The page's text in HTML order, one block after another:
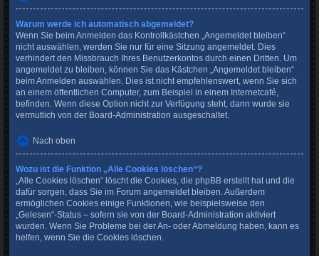
Warum werde ich automatisch abgemeldet?
Wenn Sie beim Anmelden das Kontrollkästchen „Angemeldet bleiben“
nicht auswählen, werden Sie nur für eine Sitzung angemeldet. Dies
verhindert den Missbrauch Ihres Benutzerkontos durch einen Dritten. Um
angemeldet zu bleiben, können Sie das Kästchen „Angemeldet bleiben“
beim Anmelden auswählen. Dies ist nicht empfehlenswert, wenn Sie sich
an einem öffentlichen Computer, zum Beispiel in einem Internetcafé,
befinden. Wenn diese Option nicht zur Verfügung steht, dann wurde sie
vermutlich von der Board-Administration ausgeschaltet.
Nach oben
Wozu ist die Funktion „Alle Cookies löschen“?
„Alle Cookies löschen“ löscht die Cookies, die phpBB erstellt hat und die
dafür sorgen, dass Sie im Forum angemeldet bleiben. Außerdem
ermöglichen Cookies einige Funktionen, wie beispielsweise den
„Gelesen“-Status – sofern sie von der Board-Administration aktiviert
wurden. Wenn Sie Probleme bei der An- oder Abmeldung haben, kann es
helfen, wenn Sie die Cookies löschen.